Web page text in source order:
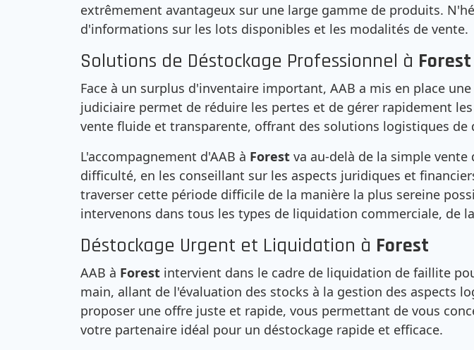
extrêmement avantageux sur une large gamme de produits.
d'informations sur les lots disponibles et les modalités de vente.
Solutions de Déstockage Professionnel à Forest
Face à un surplus d'inventaire important, AAB a mis en place
judiciaire permet de réduire les pertes et de gérer rapidement
vente fluide et transparente, offrant des solutions logistiques
L'accompagnement d'AAB à Forest va au-delà de la simple
difficulté, en les conseillant sur les aspects juridiques et
traverser cette période difficile de la manière la plus sereine
intervenons dans tous les types de liquidation commerciale, de
Déstockage Urgent et Liquidation à Forest
AAB à Forest intervient dans le cadre de liquidation de faillite
main, allant de l'évaluation des stocks à la gestion des aspects
proposer une offre juste et rapide, vous permettant de vous
votre partenaire idéal pour un déstockage rapide et efficace.